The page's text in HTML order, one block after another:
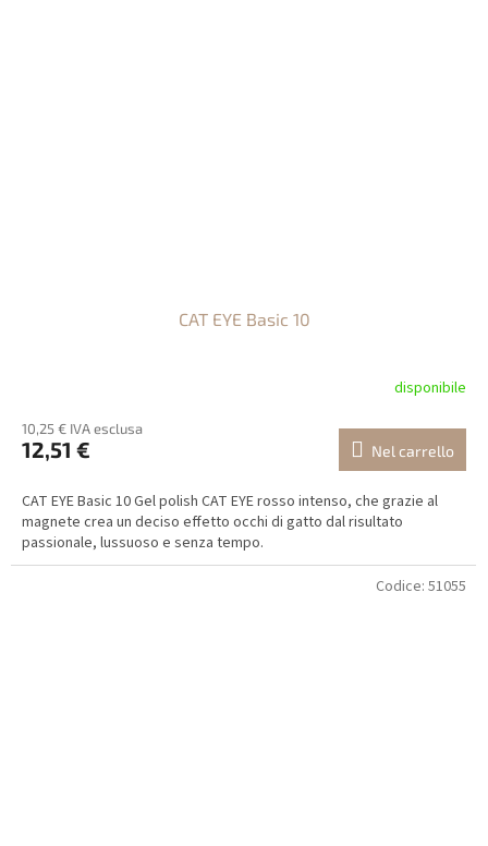
CAT EYE Basic 10
disponibile
10,25 € IVA esclusa
12,51 € Nel carrello
CAT EYE Basic 10 Gel polish CAT EYE rosso intenso, che grazie al
magnete crea un deciso effetto occhi di gatto dal risultato
passionale, lussuoso e senza tempo.
Codice: 51055